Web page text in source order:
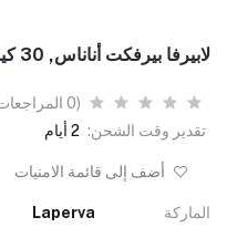
لابيرفا بيرفكت أناناس, 30 كيس
(0 المراجعات)
تقدير وقت الشحن: 2 أيام
أضف إلى قائمة الامنيات
الماركة Laperva